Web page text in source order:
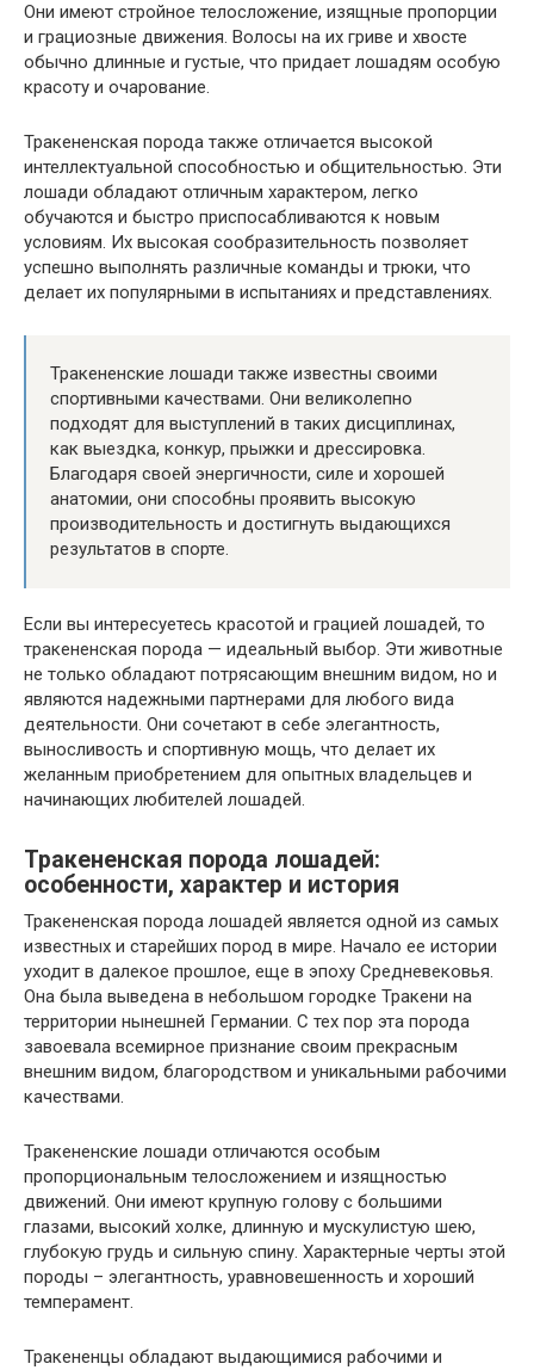
Они имеют стройное телосложение, изящные пропорции
и грациозные движения. Волосы на их гриве и хвосте
обычно длинные и густые, что придает лошадям особую
красоту и очарование.
Тракененская порода также отличается высокой
интеллектуальной способностью и общительностью. Эти
лошади обладают отличным характером, легко
обучаются и быстро приспосабливаются к новым
условиям. Их высокая сообразительность позволяет
успешно выполнять различные команды и трюки, что
делает их популярными в испытаниях и представлениях.
Тракененские лошади также известны своими
спортивными качествами. Они великолепно
подходят для выступлений в таких дисциплинах,
как выездка, конкур, прыжки и дрессировка.
Благодаря своей энергичности, силе и хорошей
анатомии, они способны проявить высокую
производительность и достигнуть выдающихся
результатов в спорте.
Если вы интересуетесь красотой и грацией лошадей, то
тракененская порода — идеальный выбор. Эти животные
не только обладают потрясающим внешним видом, но и
являются надежными партнерами для любого вида
деятельности. Они сочетают в себе элегантность,
выносливость и спортивную мощь, что делает их
желанным приобретением для опытных владельцев и
начинающих любителей лошадей.
Тракененская порода лошадей:
особенности, характер и история
Тракененская порода лошадей является одной из самых
известных и старейших пород в мире. Начало ее истории
уходит в далекое прошлое, еще в эпоху Средневековья.
Она была выведена в небольшом городке Тракени на
территории нынешней Германии. С тех пор эта порода
завоевала всемирное признание своим прекрасным
внешним видом, благородством и уникальными рабочими
качествами.
Тракененские лошади отличаются особым
пропорциональным телосложением и изящностью
движений. Они имеют крупную голову с большими
глазами, высокий холке, длинную и мускулистую шею,
глубокую грудь и сильную спину. Характерные черты этой
породы – элегантность, уравновешенность и хороший
темперамент.
Тракененцы обладают выдающимися рабочими и